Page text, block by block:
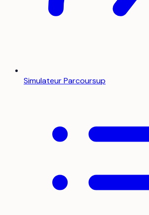
Simulateur Parcoursup